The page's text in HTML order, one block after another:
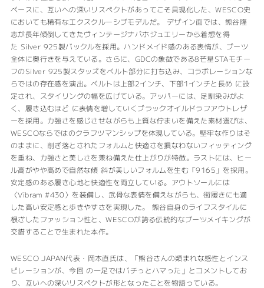
ベースに、互いへの深いリスペクトがあってこそ具現化した、WESCO史
においても稀有なエクスクルーシブモデルだ。 デザイン面では、熊谷隆
志が長年傾倒してきたヴィンテージナバホジュエリーから着想を得
た Silver 925製バックルを採用。ハンドメイド感のある表情が、ブーツ
全体に奥行きを与えている。さらに、GDCの象徴である8芒星STAモチー
フのSilver 925製スタッズをベルト部分に打ち込み、コラボレーションな
らではの存在感を演出。ベルトは上部2インチ、下部1インチと長め に設
定され、スタイリングの幅を広げている。アッパーには、足馴染みがよ
く、履き込むほど に表情を増していくブラックオイルドラフアウトレザ
ーを採用。力強さを感じさせながらも上質な佇まいを備えた素材選びは、
WESCOならではのクラフツマンシップを体現している。堅牢な作りはそ
のままに、削ぎ落とされたフォルムと快適さを損なわないフィッティング
を重ね、力強さと美しさを兼ね備えた仕上がりが特徴。ラストには、ヒー
ル高がやや高めで自然な傾 斜が美しいフォルムを生む「9165」を採用。
安定感のある履き心地と快適性を両立している。アウトソールには
〈Vibram #430〉を装備し、武骨な表情を備えながらも、街履きにも適
した高い安定感と歩きやすさを実現した。 熊谷自身のライフスタイルに
根ざしたファッション性と、WESCOが誇る伝統的なブーツメイキングが
交錯することで生まれた本作。
WESCO JAPAN代表・岡本直氏は、「熊谷さんの類まれな感性とインス
ピレーションが、今回 の一足ではバチっとハマった」とコメントしてお
り、互いへの深いリスペクトが形となったことを物語っている。